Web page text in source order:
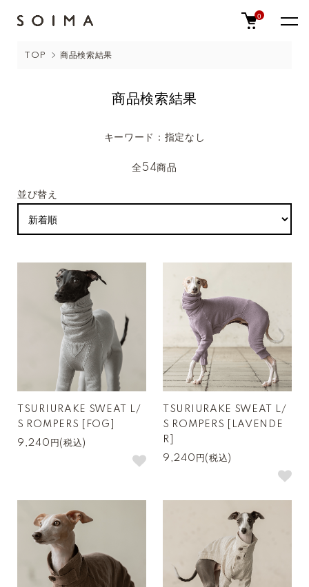
0
TOP 商品検索結果
商品検索結果
キーワード：指定なし
全54商品
並び替え
TSURIURAKE SWEAT L/
S ROMPERS [FOG]
9,240円(税込)
TSURIURAKE SWEAT L/
S ROMPERS [LAVENDE
R]
9,240円(税込)